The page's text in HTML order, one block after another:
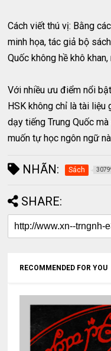
Cách viết thú vị: Bằng
minh họa, tác giả bộ
Quốc không hề khô khan,
Với nhiều ưu điểm nổi
HSK không chỉ là tài liệu
dạy tiếng Trung Quốc
muốn tự học ngôn ngữ
NHÃN: Sách
SHARE:
RECOMMENDED FOR YOU